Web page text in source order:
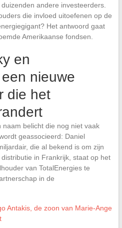
andere investeerders.
die invloed uitoefenen op de
Het antwoord gaat
Amerikaanse fondsen.
en
nieuwe
die het
belicht die nog niet vaak
geassocieerd: Daniel
die al bekend is om zijn
in Frankrijk, staat op het
van TotalEnergies te
in de
Antakis, de zoon van Marie-Ange